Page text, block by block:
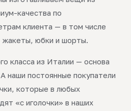
качества по
клиента — в том числе
юбки и шорты.
класса из Италии — основа
наши постоянные покупатели
которые в любых
«с иголочки» в наших